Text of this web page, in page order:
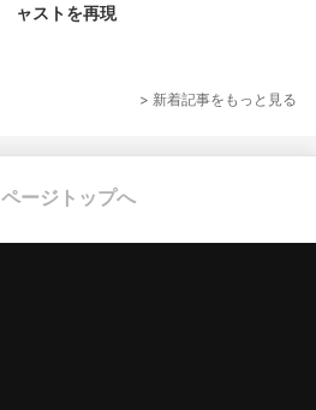
ャストを再現
> 新着記事をもっと見る
ページトップへ